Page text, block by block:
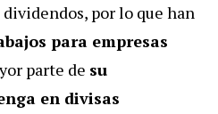
por lo que han
para empresas
parte de su
en divisas